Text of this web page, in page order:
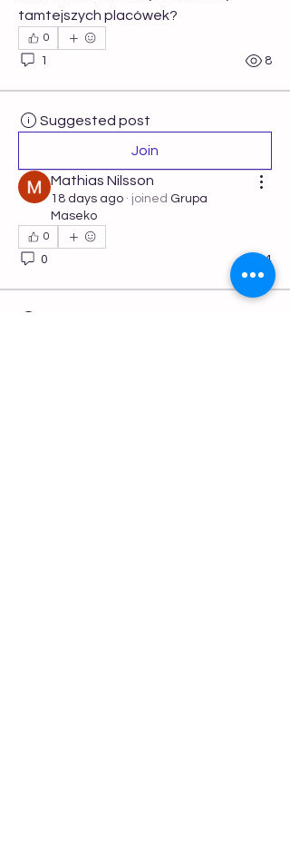
tamtejszych placówek?
0
1 8
Suggested post
Join
Mathias Nilsson
18 days ago · joined Grupa
Maseko
0
0 4